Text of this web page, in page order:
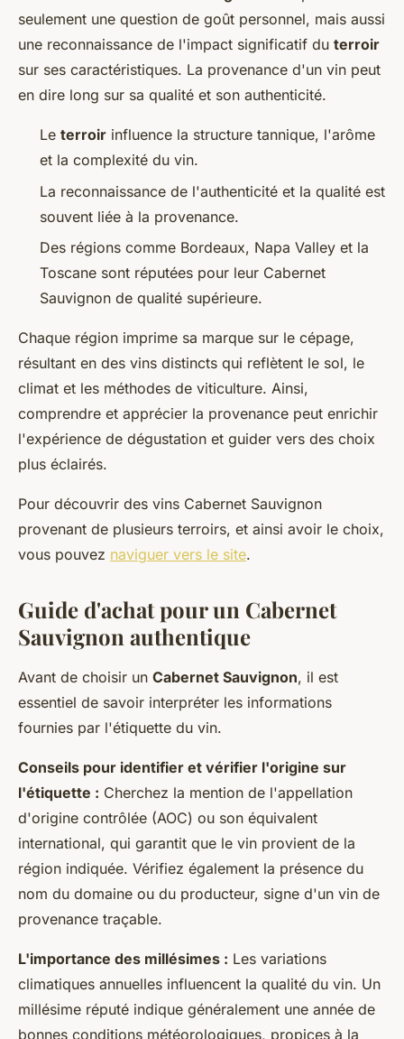
seulement une question de goût personnel, mais aussi
une reconnaissance de l'impact significatif du terroir
sur ses caractéristiques. La provenance d'un vin peut
en dire long sur sa qualité et son authenticité.
Le terroir influence la structure tannique, l'arôme
et la complexité du vin.
La reconnaissance de l'authenticité et la qualité est
souvent liée à la provenance.
Des régions comme Bordeaux, Napa Valley et la
Toscane sont réputées pour leur Cabernet
Sauvignon de qualité supérieure.
Chaque région imprime sa marque sur le cépage,
résultant en des vins distincts qui reflètent le sol, le
climat et les méthodes de viticulture. Ainsi,
comprendre et apprécier la provenance peut enrichir
l'expérience de dégustation et guider vers des choix
plus éclairés.
Pour découvrir des vins Cabernet Sauvignon
provenant de plusieurs terroirs, et ainsi avoir le choix,
vous pouvez naviguer vers le site.
Guide d'achat pour un Cabernet
Sauvignon authentique
Avant de choisir un Cabernet Sauvignon, il est
essentiel de savoir interpréter les informations
fournies par l'étiquette du vin.
Conseils pour identifier et vérifier l'origine sur
l'étiquette : Cherchez la mention de l'appellation
d'origine contrôlée (AOC) ou son équivalent
international, qui garantit que le vin provient de la
région indiquée. Vérifiez également la présence du
nom du domaine ou du producteur, signe d'un vin de
provenance traçable.
L'importance des millésimes : Les variations
climatiques annuelles influencent la qualité du vin. Un
millésime réputé indique généralement une année de
bonnes conditions météorologiques, propices à la